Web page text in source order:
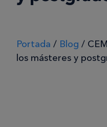
Portada / Blog /
los másteres y